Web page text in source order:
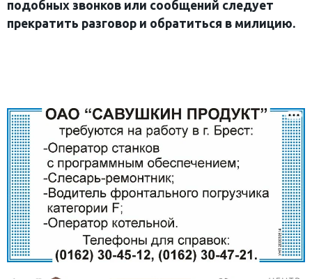
подобных звонков или сообщений следует
прекратить разговор и обратиться в милицию.